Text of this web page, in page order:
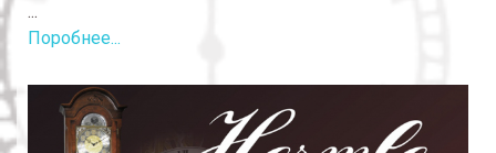
...
Поробнее...